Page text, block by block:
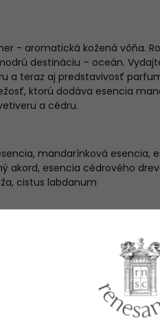
- aromatická kožená vôňa.
destináciu – oceán.
a teraz aj predstavivosť
ktorú dodáva esencia
a cédru.
mandarínková esencia,
akord, esencia cédrového
cistus ​labdanum
3700458609660